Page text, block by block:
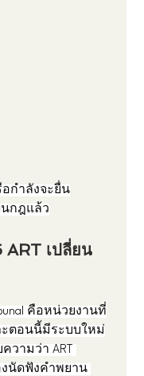
กำลังจะยื่น
นกฎแล้ว
เปลี่ยน
คือหน่วยงานที่
ตอนนี้มีระบบใหม่
วามว่า ART
นัดฟังคำพยาน